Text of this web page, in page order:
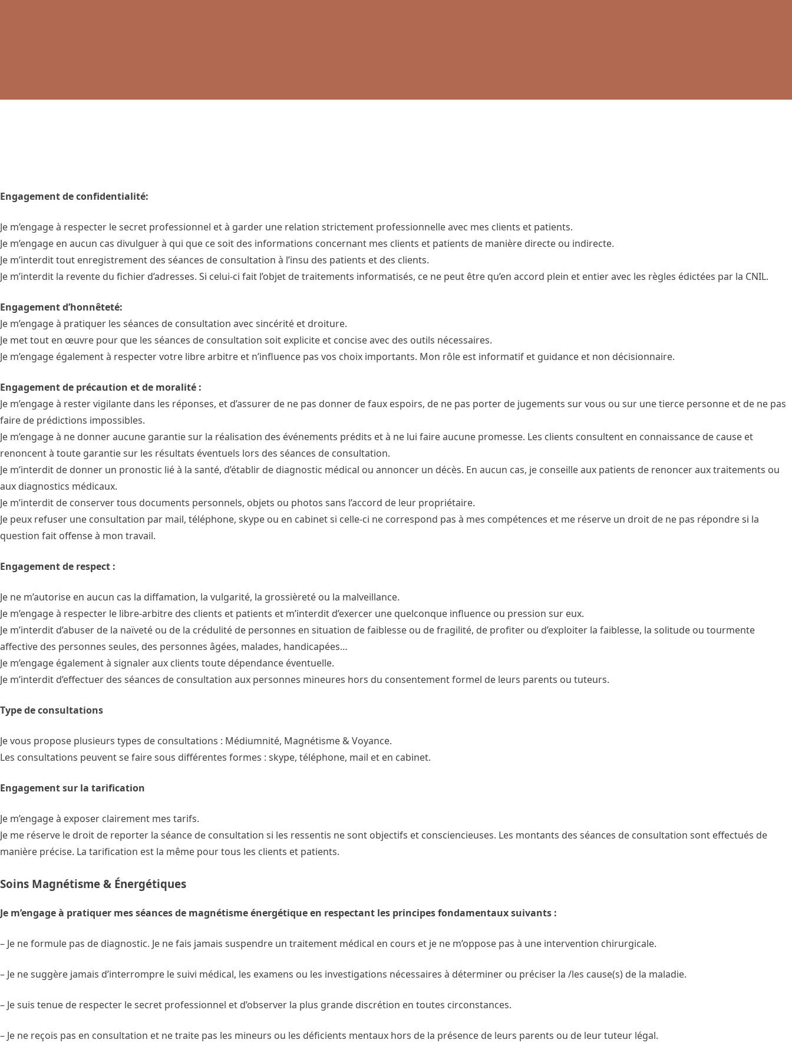
Engagement de confidentialité:
Je m’engage à respecter le secret professionnel et à garder une relation strictement professionnelle avec mes clients et patients.
Je m’engage en aucun cas divulguer à qui que ce soit des informations concernant mes clients et patients de manière directe ou indirecte.
Je m’interdit tout enregistrement des séances de consultation à l’insu des patients et des clients.
Je m’interdit la revente du fichier d’adresses. Si celui-ci fait l’objet de traitements informatisés, ce ne peut être qu’en accord plein et entier avec les règles édictées par la CNIL.
Engagement d’honnêteté:
Je m’engage à pratiquer les séances de consultation avec sincérité et droiture.
Je met tout en œuvre pour que les séances de consultation soit explicite et concise avec des outils nécessaires.
Je m’engage également à respecter votre libre arbitre et n’influence pas vos choix importants. Mon rôle est informatif et guidance et non décisionnaire.
Engagement de précaution et de moralité :
Je m’engage à rester vigilante dans les réponses, et d’assurer de ne pas donner de faux espoirs, de ne pas porter de jugements sur vous ou sur une tierce personne et de ne pas
faire de prédictions impossibles.
Je m’engage à ne donner aucune garantie sur la réalisation des événements prédits et à ne lui faire aucune promesse. Les clients consultent en connaissance de cause et
renoncent à toute garantie sur les résultats éventuels lors des séances de consultation.
Je m’interdit de donner un pronostic lié à la santé, d’établir de diagnostic médical ou annoncer un décès. En aucun cas, je conseille aux patients de renoncer aux traitements ou
aux diagnostics médicaux.
Je m’interdit de conserver tous documents personnels, objets ou photos sans l’accord de leur propriétaire.
Je peux refuser une consultation par mail, téléphone, skype ou en cabinet si celle-ci ne correspond pas à mes compétences et me réserve un droit de ne pas répondre si la
question fait offense à mon travail.
Engagement de respect :
Je ne m’autorise en aucun cas la diffamation, la vulgarité, la grossièreté ou la malveillance.
Je m’engage à respecter le libre-arbitre des clients et patients et m’interdit d’exercer une quelconque influence ou pression sur eux.
Je m’interdit d’abuser de la naïveté ou de la crédulité de personnes en situation de faiblesse ou de fragilité, de profiter ou d’exploiter la faiblesse, la solitude ou tourmente
affective des personnes seules, des personnes âgées, malades, handicapées…
Je m’engage également à signaler aux clients toute dépendance éventuelle.
Je m’interdit d’effectuer des séances de consultation aux personnes mineures hors du consentement formel de leurs parents ou tuteurs.
Type de consultations
Je vous propose plusieurs types de consultations : Médiumnité, Magnétisme & Voyance.
Les consultations peuvent se faire sous différentes formes : skype, téléphone, mail et en cabinet.
Engagement sur la tarification
Je m’engage à exposer clairement mes tarifs.
Je me réserve le droit de reporter la séance de consultation si les ressentis ne sont objectifs et consciencieuses. Les montants des séances de consultation sont effectués de
manière précise. La tarification est la même pour tous les clients et patients.
Soins Magnétisme & Énergétiques
Je m’engage à pratiquer mes séances de magnétisme énergétique en respectant les principes fondamentaux suivants :
– Je ne formule pas de diagnostic. Je ne fais jamais suspendre un traitement médical en cours et je ne m’oppose pas à une intervention chirurgicale.
– Je ne suggère jamais d’interrompre le suivi médical, les examens ou les investigations nécessaires à déterminer ou préciser la /les cause(s) de la maladie.
– Je suis tenue de respecter le secret professionnel et d’observer la plus grande discrétion en toutes circonstances.
– Je ne reçois pas en consultation et ne traite pas les mineurs ou les déficients mentaux hors de la présence de leurs parents ou de leur tuteur légal.